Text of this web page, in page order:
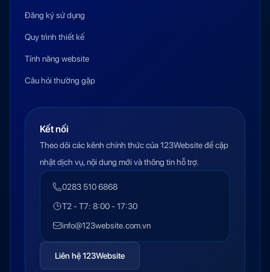
Đăng ký sử dụng
Quy trình thiết kế
Tính năng website
Câu hỏi thường gặp
Kết nối
Theo dõi các kênh chính thức của 123Website để cập
nhật dịch vụ, nội dung mới và thông tin hỗ trợ.
0283 510 6868
T2 - T7: 8:00 - 17:30
info@123website.com.vn
Liên hệ 123Website